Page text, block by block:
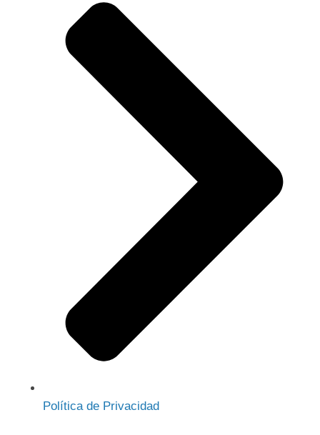
Política de Privacidad